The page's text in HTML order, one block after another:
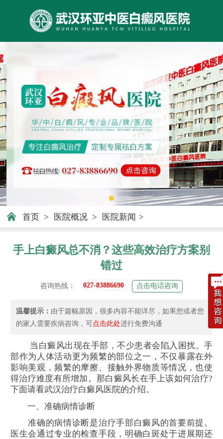
首页 > 医院概况 > 医院新闻 >
手上白癜风总不消？这些高效治疗方案别
错过
咨询热线： 027-83886690 点击电话咨询
温馨提示： 由于篇幅原因，很多内容不能详尽，如果您或者您
的家人需要疾病咨询，可点击此处进行免费沟通
当白癜风出现在手部，不少患者会陷入困扰。手
部作为人体活动更为频繁的部位之一，不仅暴露在外
影响美观，频繁的摩擦、接触外界物质等情况，也使
得治疗难度有所增加。那白癜风长在手上该如何治疗?
下面请看武汉治疗白癜风医院的介绍。
一、准确病情诊断​
准确的病情诊断是治疗手部白癜风的首要前提。
医生会通过专业的检查手段，明确白斑处于进展期还